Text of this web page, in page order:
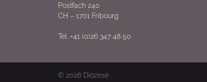
Postfach 240
CH – 1701 Fribourg
Tel. +41 (0)26 347 48 50
© 2026 Diözese